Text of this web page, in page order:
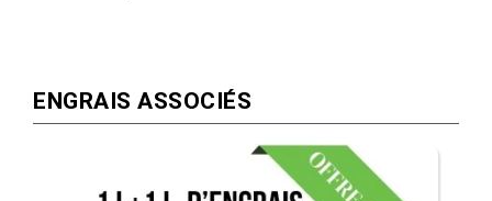
ENGRAIS ASSOCIÉS